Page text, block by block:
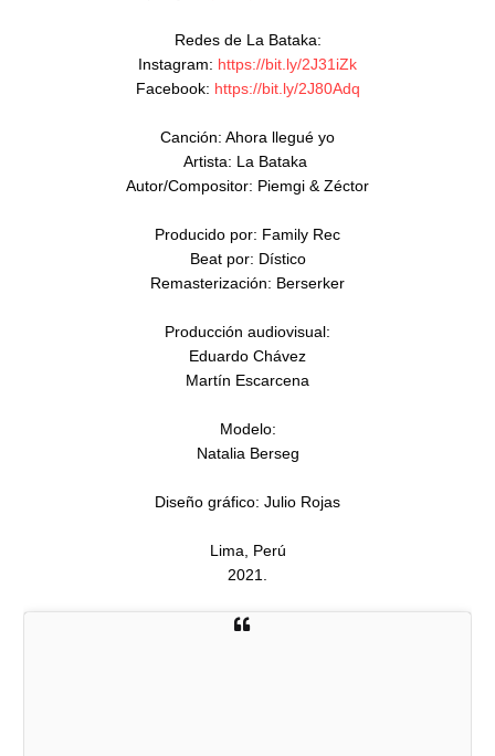
Redes de La Bataka:
Instagram: https://bit.ly/2J31iZk​
Facebook: https://bit.ly/2J80Adq​
Canción: Ahora llegué yo
Artista: La Bataka
Autor/Compositor: Piemgi & Zéctor
Producido por: Family Rec
Beat por: Dístico
Remasterización: Berserker
Producción audiovisual:
Eduardo Chávez
Martín Escarcena
Modelo:
Natalia Berseg
Diseño gráfico: Julio Rojas
Lima, Perú
2021.